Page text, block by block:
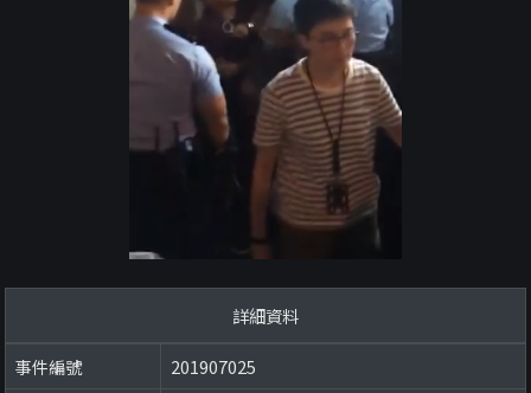
詳細資料
事件編號
201907025